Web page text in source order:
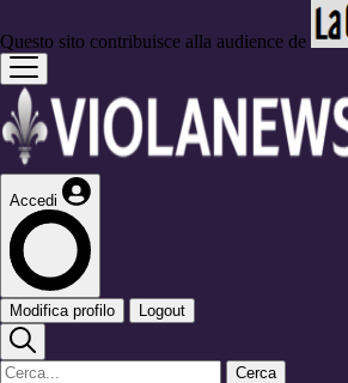
Questo sito contribuisce alla audience de
Accedi
Modifica profilo Logout
Cerca